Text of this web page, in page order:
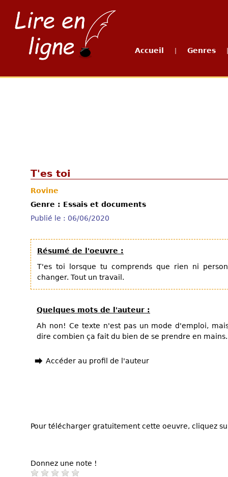
Accueil Genres
T'es toi
Rovine
Genre : Essais et documents
Publié le : 06/06/2020
Résumé de l'oeuvre :
T'es toi lorsque tu comprends que rien ni
changer. Tout un travail.
Quelques mots de l'auteur :
Ah non! Ce texte n'est pas un mode d'emploi,
dire combien ça fait du bien de se prendre en mains.
Accéder au profil de l'auteur
Pour télécharger gratuitement cette oeuvre, cliquez
Donnez une note !